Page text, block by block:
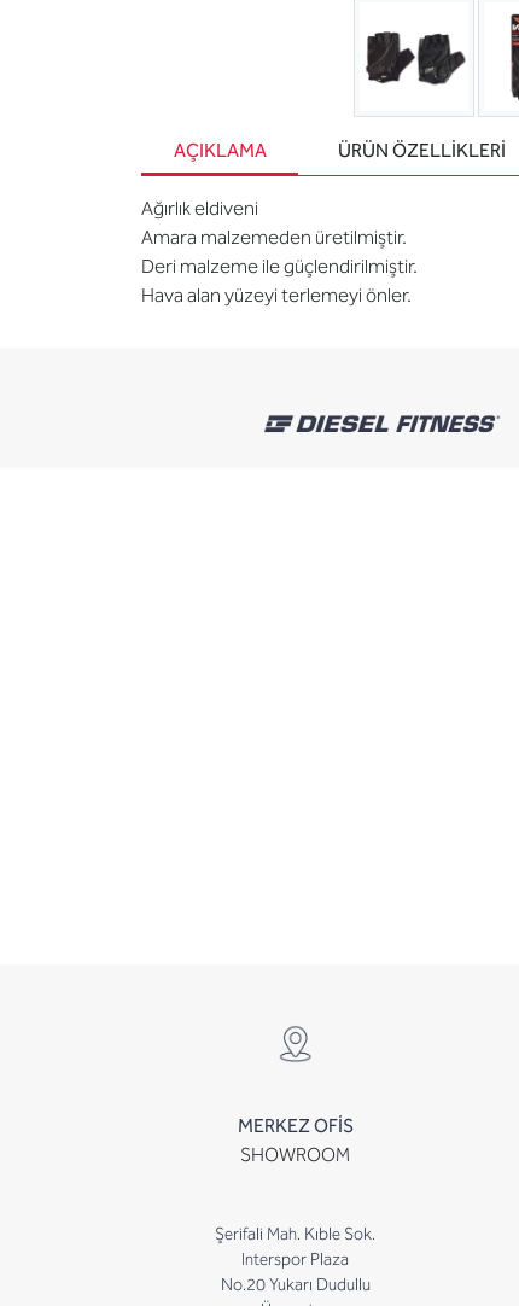
AÇIKLAMA ÜRÜN ÖZELLIKLERI
Ağırlık eldiveni
Amara malzemeden üretilmiştir.
Deri malzeme ile güçlendirilmiştir.
Hava alan yüzeyi terlemeyi önler.
MERKEZ OFİS
SHOWROOM
Şerifali Mah. Kıble Sok.
Interspor Plaza
No.20 Yukarı Dudullu